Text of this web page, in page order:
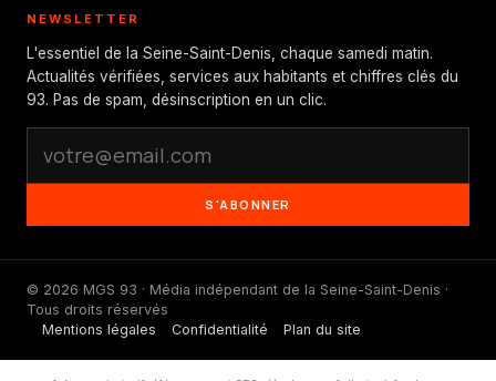
NEWSLETTER
L'essentiel de la Seine-Saint-Denis, chaque samedi matin.
Actualités vérifiées, services aux habitants et chiffres clés du
93. Pas de spam, désinscription en un clic.
S'ABONNER
© 2026 MGS 93 · Média indépendant de la Seine-Saint-Denis ·
Tous droits réservés
Mentions légales
Confidentialité Plan du site